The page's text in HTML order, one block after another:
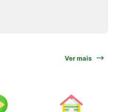
Ver mais